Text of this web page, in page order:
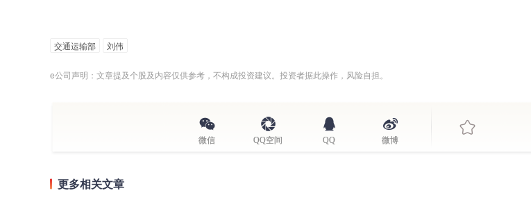
交通运输部 刘伟
e公司声明：文章提及个股及内容仅供参考，不构成投资建议。投资者据此操作，风险自担。
微信 QQ空间 QQ 微博
更多相关文章